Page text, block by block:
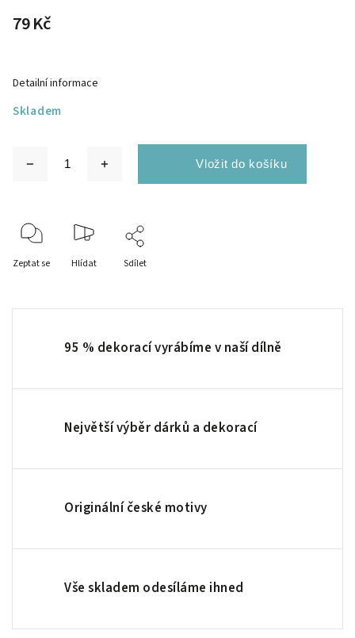
79 Kč
Skladem
Detailní informace
Zeptat se Hlídat Sdílet
95 % dekorací vyrábíme v naší dílně
Největší výběr dárků a dekorací
Originální české motivy
Vše skladem odesíláme ihned